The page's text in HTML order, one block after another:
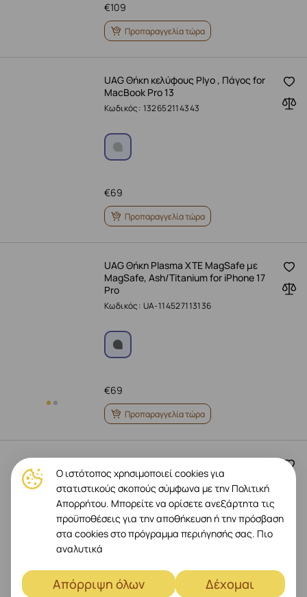
109
€
Προπαραγγελία τώρα
UAG Θήκη κελύφους Plyo , Πάγος for
MacBook Pro 13
Κωδικός: 132652114343
69
€
Προπαραγγελία τώρα
UAG Θήκη Plasma XTE MagSafe με
MagSafe, Ash/Titanium for iPhone 17
Pro
Κωδικός: UA-114527113136
69
€
Προπαραγγελία τώρα
MagSafe, Μαύρο / Πορτοκαλί for
iPhone 17 Pro Max
Κωδικός: UA-11452811404G
69
€
Ο ιστότοπος χρησιμοποιεί cookies για
στατιστικούς σκοπούς σύμφωνα με την Πολιτική
Απορρήτου. Μπορείτε να ορίσετε ανεξάρτητα τις
προϋποθέσεις για την αποθήκευση ή την πρόσβαση
στα cookies στο πρόγραμμα περιήγησής σας. Πιο
αναλυτικά
Απόρριψη όλων
Δέχομαι